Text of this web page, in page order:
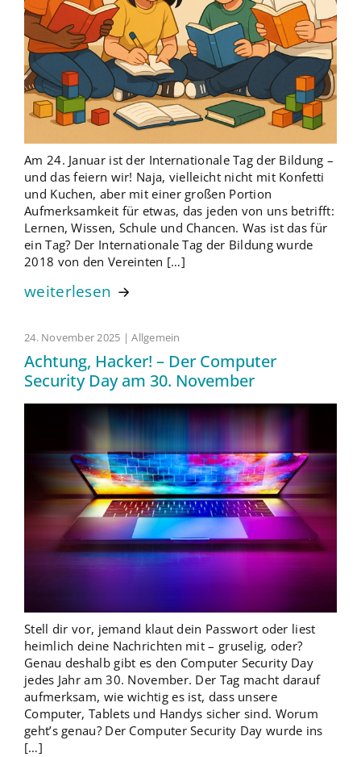
Am 24. Januar ist der Internationale Tag der Bildung –
und das feiern wir! Naja, vielleicht nicht mit Konfetti
und Kuchen, aber mit einer großen Portion
Aufmerksamkeit für etwas, das jeden von uns betrifft:
Lernen, Wissen, Schule und Chancen. Was ist das für
ein Tag? Der Internationale Tag der Bildung wurde
2018 von den Vereinten […]
weiterlesen
24. November 2025 | Allgemein
Achtung, Hacker! – Der Computer
Security Day am 30. November
Stell dir vor, jemand klaut dein Passwort oder liest
heimlich deine Nachrichten mit – gruselig, oder?
Genau deshalb gibt es den Computer Security Day
jedes Jahr am 30. November. Der Tag macht darauf
aufmerksam, wie wichtig es ist, dass unsere
Computer, Tablets und Handys sicher sind. Worum
geht’s genau? Der Computer Security Day wurde ins
[…]